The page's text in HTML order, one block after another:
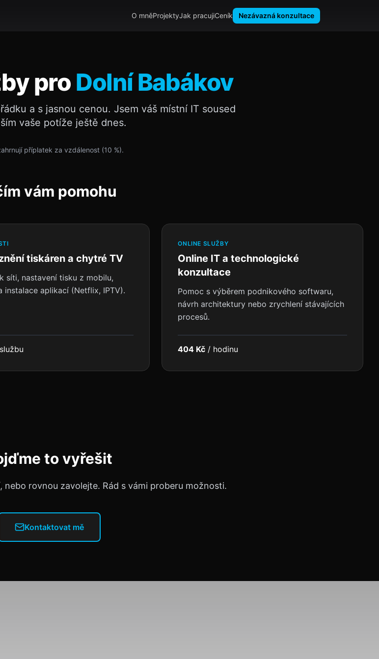
O mněProjektyJak pracujiCeník Nezávazná konzultace
pro Dolní Babákov
a s jasnou cenou. Jsem váš místní IT soused
vaše potíže ještě dnes.
příplatek za vzdálenost (10 %).
vám pomohu
tiskáren a chytré TV
síti, nastavení tisku z mobilu,
instalace aplikací (Netflix, IPTV).
službu
ONLINE SLUŽBY
Online IT a technologické
konzultace
Pomoc s výběrem podnikového softwaru,
návrh architektury nebo zrychlení stávajících
procesů.
404 Kč / hodinu
to vyřešit
nebo rovnou zavolejte. Rád s vámi proberu možnosti.
Kontaktovat mě